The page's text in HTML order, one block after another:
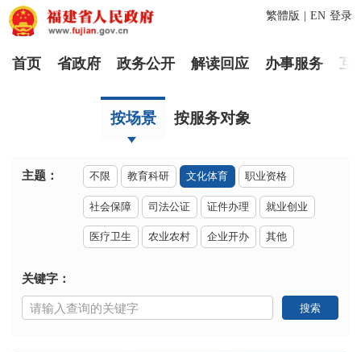
登录
繁體版 EN
首页 省政府 政务公开 解读回应 办事服务 互
按场景 按服务对象
主题： 不限 教育科研 文化体育 职业资格
社会保障 司法公证 证件办理 就业创业
医疗卫生 农业农村 企业开办 其他
关键字：
搜索